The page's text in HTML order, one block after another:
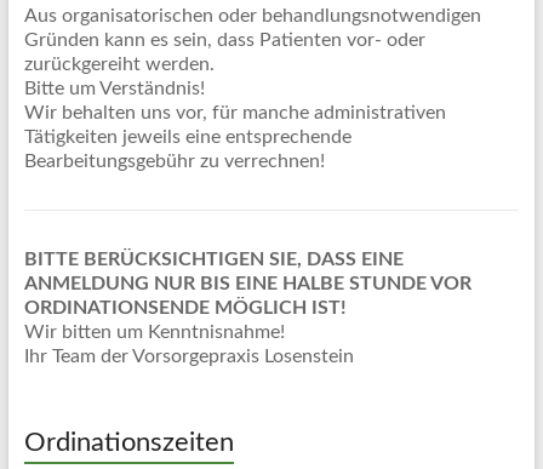
Aus organisatorischen oder behandlungsnotwendigen
Gründen kann es sein, dass Patienten vor- oder
zurückgereiht werden.
Bitte um Verständnis!
Wir behalten uns vor, für manche administrativen
Tätigkeiten jeweils eine entsprechende
Bearbeitungsgebühr zu verrechnen!
BITTE BERÜCKSICHTIGEN SIE, DASS EINE
ANMELDUNG NUR BIS EINE HALBE STUNDE VOR
ORDINATIONSENDE MÖGLICH IST!
Wir bitten um Kenntnisnahme!
Ihr Team der Vorsorgepraxis Losenstein
Ordinationszeiten